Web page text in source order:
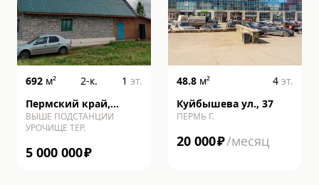
692 м² 2-к. 1 эт.
Пермский край,
Ильинский район,
Выше Подстанции
урочище тер.
ВЫШЕ ПОДСТАНЦИИ
УРОЧИЩЕ ТЕР.
5 000 000₽
48.8 м² 4 эт.
Куйбышева ул., 37
ПЕРМЬ Г.
20 000₽/месяц